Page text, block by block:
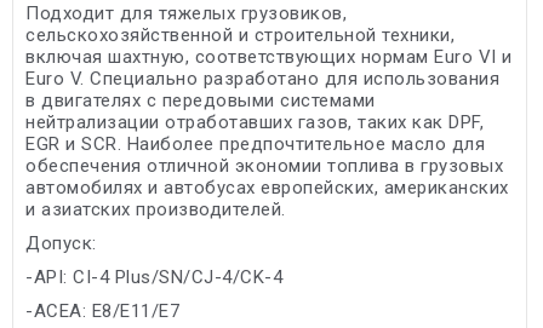
Подходит для тяжелых грузовиков,
сельскохозяйственной и строительной техники,
включая шахтную, соответствующих нормам Euro VI и
Euro V. Специально разработано для использования
в двигателях с передовыми системами
нейтрализации отработавших газов, таких как DPF,
EGR и SCR. Наиболее предпочтительное масло для
обеспечения отличной экономии топлива в грузовых
автомобилях и автобусах европейских, американских
и азиатских производителей.
Допуск:
-API: CI-4 Plus/SN/CJ-4/CK-4
-ACEA: E8/E11/E7